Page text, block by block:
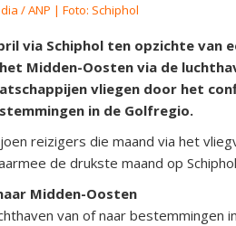
/ ANP | Foto: Schiphol
via Schiphol ten opzichte van
Midden-Oosten via de
vliegen door het
in de Golfregio.
reizigers die maand via het
de drukste maand op
Midden-Oosten
van of naar bestemmingen